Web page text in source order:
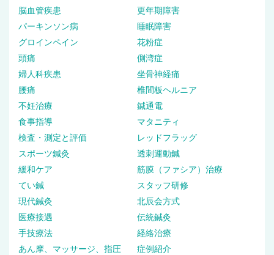
脳血管疾患
更年期障害
パーキンソン病
睡眠障害
グロインペイン
花粉症
頭痛
側湾症
婦人科疾患
坐骨神経痛
腰痛
椎間板ヘルニア
不妊治療
鍼通電
食事指導
マタニティ
検査・測定と評価
レッドフラッグ
スポーツ鍼灸
透刺運動鍼
緩和ケア
筋膜（ファシア）治療
てい鍼
スタッフ研修
現代鍼灸
北辰会方式
医療接遇
伝統鍼灸
手技療法
経絡治療
あん摩、マッサージ、指圧
症例紹介